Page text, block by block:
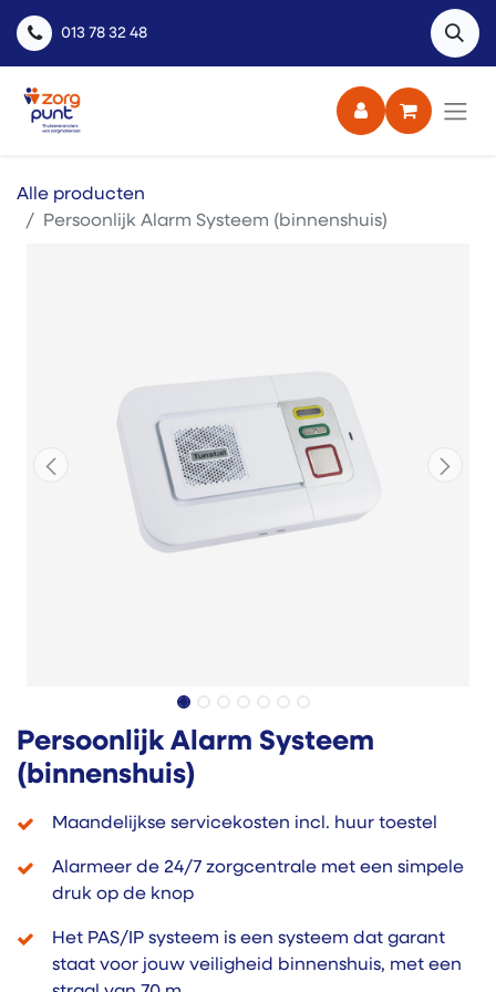
013 78 32 48
Alle producten
Persoonlijk Alarm Systeem (binnenshuis)
Persoonlijk Alarm Systeem
(binnenshuis)
Maandelijkse servicekosten incl. huur toestel
Alarmeer de 24/7 zorgcentrale met een simpele
druk op de knop
Het PAS/IP systeem is een systeem dat garant
staat voor jouw veiligheid binnenshuis, met een